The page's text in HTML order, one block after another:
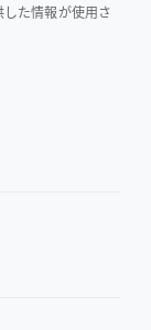
した情報が使用さ